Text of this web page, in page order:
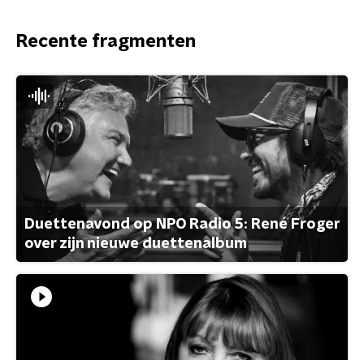
Recente fragmenten
Duettenavond op NPO Radio 5: René Froger
over zijn nieuwe duettenalbum